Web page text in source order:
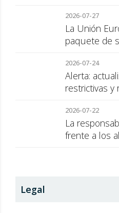
consumidor
2026-07-27
La Unión
paquete de
2026-07-24
Alerta:
restrictivas y
2026-07-22
La
frente a los
Legal